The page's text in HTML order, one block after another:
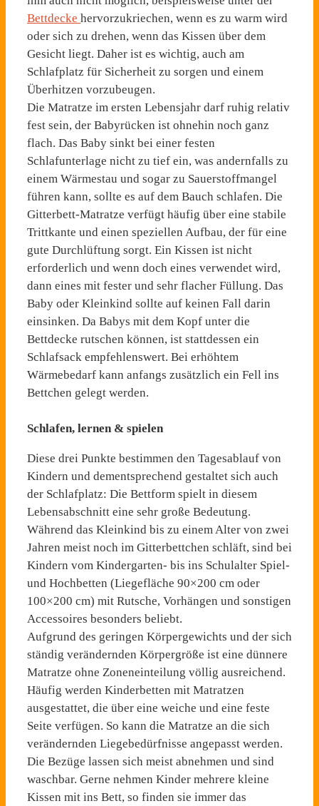
Bettdecke hervorzukriechen, wenn es zu warm wird
oder sich zu drehen, wenn das Kissen über dem
Gesicht liegt. Daher ist es wichtig, auch am
Schlafplatz für Sicherheit zu sorgen und einem
Überhitzen vorzubeugen.
Die Matratze im ersten Lebensjahr darf ruhig relativ
fest sein, der Babyrücken ist ohnehin noch ganz
flach. Das Baby sinkt bei einer festen
Schlafunterlage nicht zu tief ein, was andernfalls zu
einem Wärmestau und sogar zu Sauerstoffmangel
führen kann, sollte es auf dem Bauch schlafen. Die
Gitterbett-Matratze verfügt häufig über eine stabile
Trittkante und einen speziellen Aufbau, der für eine
gute Durchlüftung sorgt. Ein Kissen ist nicht
erforderlich und wenn doch eines verwendet wird,
dann eines mit fester und sehr flacher Füllung. Das
Baby oder Kleinkind sollte auf keinen Fall darin
einsinken. Da Babys mit dem Kopf unter die
Bettdecke rutschen können, ist stattdessen ein
Schlafsack empfehlenswert. Bei erhöhtem
Wärmebedarf kann anfangs zusätzlich ein Fell ins
Bettchen gelegt werden.
Schlafen, lernen & spielen
Diese drei Punkte bestimmen den Tagesablauf von
Kindern und dementsprechend gestaltet sich auch
der Schlafplatz: Die Bettform spielt in diesem
Lebensabschnitt eine sehr große Bedeutung.
Während das Kleinkind bis zu einem Alter von zwei
Jahren meist noch im Gitterbettchen schläft, sind bei
Kindern vom Kindergarten- bis ins Schulalter Spiel-
und Hochbetten (Liegefläche 90×200 cm oder
100×200 cm) mit Rutsche, Vorhängen und sonstigen
Accessoires besonders beliebt.
Aufgrund des geringen Körpergewichts und der sich
ständig verändernden Körpergröße ist eine dünnere
Matratze ohne Zoneneinteilung völlig ausreichend.
Häufig werden Kinderbetten mit Matratzen
ausgestattet, die über eine weiche und eine feste
Seite verfügen. So kann die Matratze an die sich
verändernden Liegebedürfnisse angepasst werden.
Die Bezüge lassen sich meist abnehmen und sind
waschbar. Gerne nehmen Kinder mehrere kleine
Kissen mit ins Bett, so finden sie immer das